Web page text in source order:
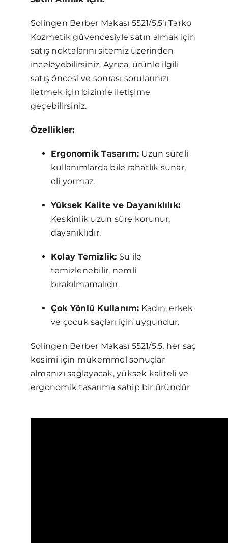
Solingen Berber Makası 5521/5,5’ı Tarko
Kozmetik güvencesiyle satın almak için
satış noktalarını sitemiz üzerinden
inceleyebilirsiniz. Ayrıca, ürünle ilgili
satış öncesi ve sonrası sorularınızı
iletmek için bizimle iletişime
geçebilirsiniz.
Özellikler:
Ergonomik Tasarım: Uzun süreli
kullanımlarda bile rahatlık sunar,
eli yormaz.
Yüksek Kalite ve Dayanıklılık:
Keskinlik uzun süre korunur,
dayanıklıdır.
Kolay Temizlik: Su ile
temizlenebilir, nemli
bırakılmamalıdır.
Çok Yönlü Kullanım: Kadın, erkek
ve çocuk saçları için uygundur.
Solingen Berber Makası 5521/5,5, her saç
kesimi için mükemmel sonuçlar
almanızı sağlayacak, yüksek kaliteli ve
ergonomik tasarıma sahip bir üründür